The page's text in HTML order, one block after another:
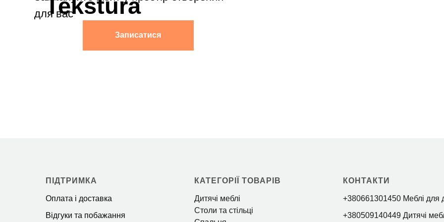
ПІДТРИМКА
Оплата і доставка
Відгуки та побажання
КАТЕГОРІЇ ТОВАРІВ
Дитячі меблі
Столи та стільці
КОНТАКТИ
+380661301450 Меблі для
+380509140449 Дитячі